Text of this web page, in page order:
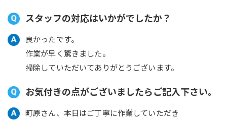
スタッフの対応はいかがでしたか？
良かったです。
作業が早く驚きました。
掃除していただいてありがとうございます。
お気付きの点がございましたらご記入下さい。
町原さん、本日はご丁寧に作業していただき